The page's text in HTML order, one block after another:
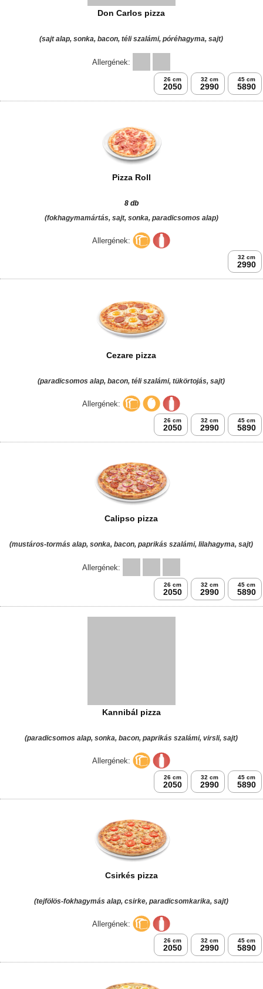
Don Carlos pizza
(sajt alap, sonka, bacon, téli szalámi, póréhagyma, sajt)
Allergének:
26 cm
2050
32 cm
2990
45 cm
5890
Pizza Roll
8 db
(fokhagymamártás, sajt, sonka, paradicsomos alap)
Allergének:
32 cm
2990
Cezare pizza
(paradicsomos alap, bacon, téli szalámi, tükörtojás, sajt)
Allergének:
26 cm
2050
32 cm
2990
45 cm
5890
Calipso pizza
(mustáros-tormás alap, sonka, bacon, paprikás szalámi, lilahagyma, sajt)
Allergének:
26 cm
2050
32 cm
2990
45 cm
5890
Kannibál pizza
(paradicsomos alap, sonka, bacon, paprikás szalámi, virsli, sajt)
Allergének:
26 cm
2050
32 cm
2990
45 cm
5890
Csirkés pizza
(tejfölös-fokhagymás alap, csirke, paradicsomkarika, sajt)
Allergének:
26 cm
2050
32 cm
2990
45 cm
5890